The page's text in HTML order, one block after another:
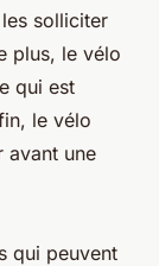
solliciter
plus, le vélo
qui est
le vélo
avant une
qui peuvent